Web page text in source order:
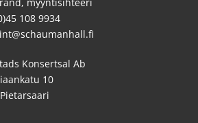
108 9934
Konsertsal Ab
10